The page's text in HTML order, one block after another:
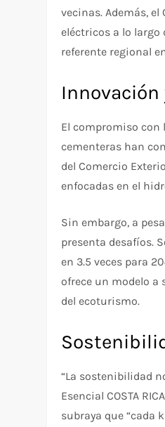
vecinas. Además,
eléctricos a lo largo
referente regional
El compromiso
cementeras han
del Comercio
enfocadas en el
Sin embargo, a
presenta desafíos.
en 3.5 veces para
ofrece un modelo
del ecoturismo.
“La sostenibilidad
Esencial COSTA
subraya que “cada